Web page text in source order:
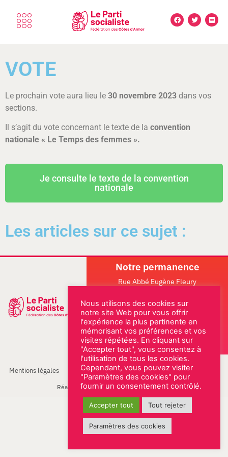
VOTE
Le prochain vote aura lieu le 30 novembre 2023 dans vos
sections.
Il s’agit du vote concernant le texte de la convention
nationale « Le Temps des femmes ».
Je consulte le texte de la convention
nationale
Les articles sur ce sujet :
Notre permanence
Rue Abbé Eugène Fleury
02 96 61 18 22
ESPACE MILITANT
Mentions légales
© PS Fédération des Côtes d'Armor
Réalisation & conception Agence Be New
Nous utilisons des cookies sur
notre site Web pour vous offrir
l'expérience la plus pertinente en
mémorisant vos préférences et vos
visites répétées. En cliquant sur
"Accepter tout", vous consentez à
l'utilisation de tous les cookies.
Cependant, vous pouvez visiter
"Paramètres des cookies" pour
fournir un consentement contrôlé.
Accepter tout Tout rejeter
Paramètres des cookies